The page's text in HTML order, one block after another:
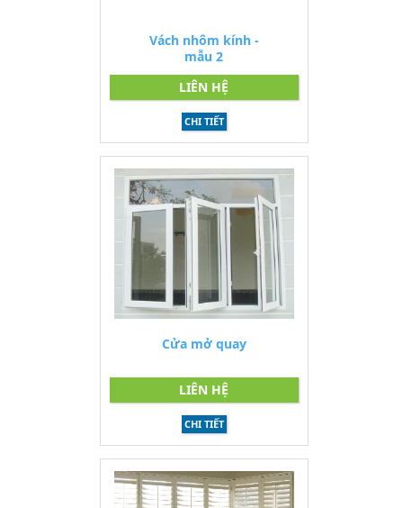
Vách nhôm kính -
mẫu 2
LIÊN HỆ
CHI TIẾT
Cửa mở quay
LIÊN HỆ
CHI TIẾT